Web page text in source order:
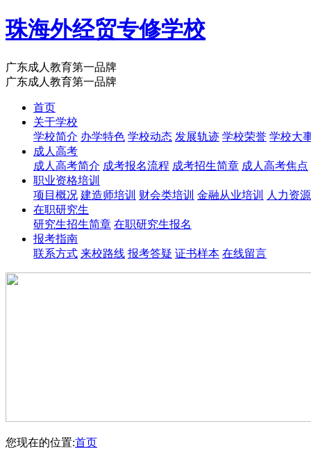
珠海外经贸专修学校
广东成人教育第一品牌
广东成人教育第一品牌
首页
关于学校
学校简介 办学特色 学校动态 发展轨迹 学校荣誉 学校大
成人高考
成人高考简介 成考报名流程 成考招生简章 成人高考焦点
职业资格培训
项目概况 建造师培训 财会类培训 金融从业培训
人力资
在职研究生
研究生招生简章 在职研究生报名
报考指南
联系方式 来校路线 报考答疑 证书样本 在线留言
您现在的位置:首页